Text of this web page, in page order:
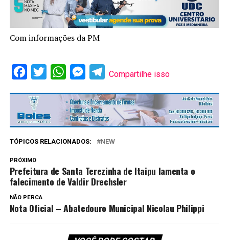
Com informações da PM
Facebook
Twitter WhatsAppMessenger
Telegram
Compartilhe isso
TÓPICOS RELACIONADOS: NEW
PRÓXIMO
Prefeitura de Santa Terezinha de Itaipu lamenta o
falecimento de Valdir Drechsler
NÃO PERCA
Nota Oficial – Abatedouro Municipal Nicolau Philippi